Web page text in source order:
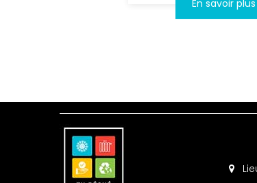
En savoir plus